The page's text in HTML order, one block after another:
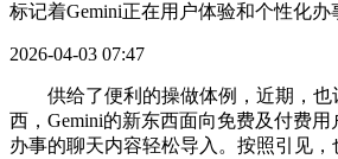
标记着Gemini正在用户体验和个性化办
2026-04-03 07:47
供给了便利的操做体例，近期，也
西，Gemini的新东西面向免费及付费
办事的聊天内容轻松导入。按照引见